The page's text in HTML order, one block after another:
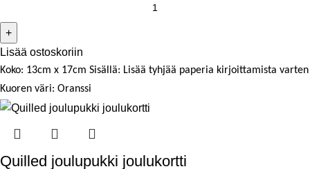
Lisää ostoskoriin
Koko: 13cm x 17cm Sisällä: Lisää tyhjää paperia kirjoittamista varten
Kuoren väri: Oranssi
Quilled joulupukki joulukortti